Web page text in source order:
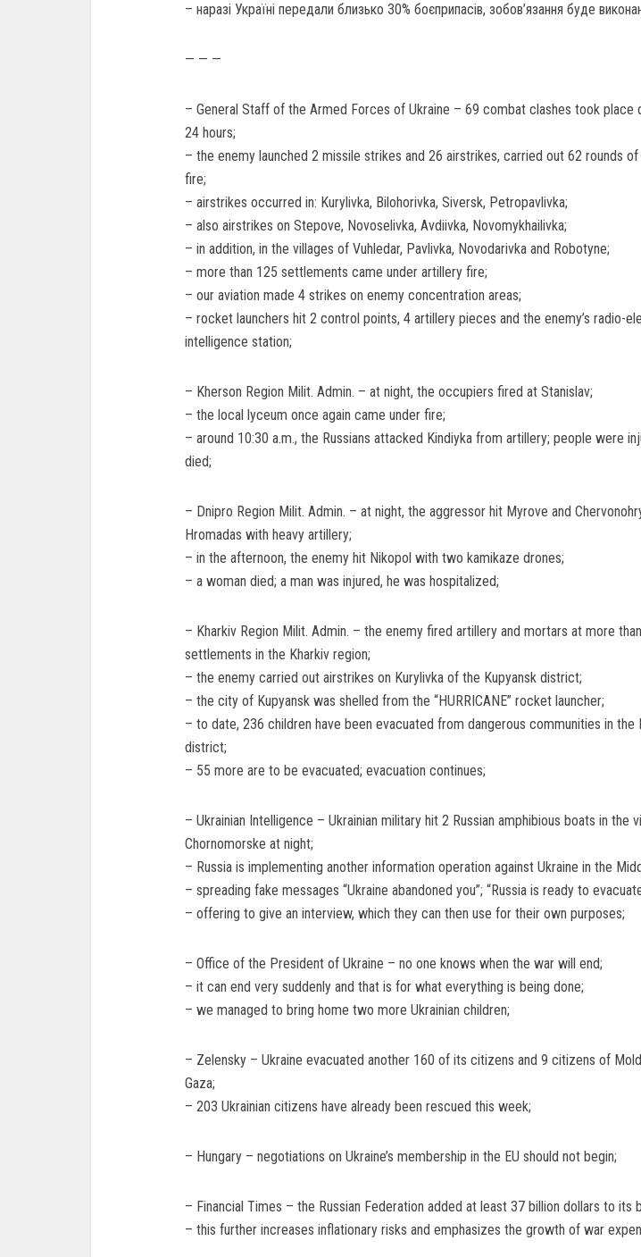
– наразі Україні передали близько 30% боєприпасів, зобов’язання буде
— — —
– General Staff of the Armed Forces of Ukraine – 69 combat clashes took place
24 hours;
– the enemy launched 2 missile strikes and 26 airstrikes, carried out 62 rounds
fire;
– airstrikes occurred in: Kurylivka, Bilohorivka, Siversk, Petropavlivka;
– also airstrikes on Stepove, Novoselivka, Avdiivka, Novomykhailivka;
– in addition, in the villages of Vuhledar, Pavlivka, Novodarivka and Robotyne;
– more than 125 settlements came under artillery fire;
– our aviation made 4 strikes on enemy concentration areas;
– rocket launchers hit 2 control points, 4 artillery pieces and the enemy’s radio-
intelligence station;
– Kherson Region Milit. Admin. – at night, the occupiers fired at Stanislav;
– the local lyceum once again came under fire;
– around 10:30 a.m., the Russians attacked Kindiyka from artillery; people were
died;
– Dnipro Region Milit. Admin. – at night, the aggressor hit Myrove and
Hromadas with heavy artillery;
– in the afternoon, the enemy hit Nikopol with two kamikaze drones;
– a woman died; a man was injured, he was hospitalized;
– Kharkiv Region Milit. Admin. – the enemy fired artillery and mortars at more
settlements in the Kharkiv region;
– the enemy carried out airstrikes on Kurylivka of the Kupyansk district;
– the city of Kupyansk was shelled from the “HURRICANE” rocket launcher;
– to date, 236 children have been evacuated from dangerous communities in the
district;
– 55 more are to be evacuated; evacuation continues;
– Ukrainian Intelligence – Ukrainian military hit 2 Russian amphibious boats in the
Chornomorske at night;
– Russia is implementing another information operation against Ukraine in the
– spreading fake messages “Ukraine abandoned you”; “Russia is ready to
– offering to give an interview, which they can then use for their own purposes;
– Office of the President of Ukraine – no one knows when the war will end;
– it can end very suddenly and that is for what everything is being done;
– we managed to bring home two more Ukrainian children;
– Zelensky – Ukraine evacuated another 160 of its citizens and 9 citizens of
Gaza;
– 203 Ukrainian citizens have already been rescued this week;
– Hungary – negotiations on Ukraine’s membership in the EU should not begin;
– Financial Times – the Russian Federation added at least 37 billion dollars to its
– this further increases inflationary risks and emphasizes the growth of war